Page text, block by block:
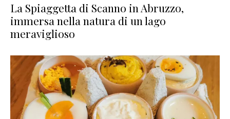
La Spiaggetta di Scanno in Abruzzo,
immersa nella natura di un lago
meraviglioso